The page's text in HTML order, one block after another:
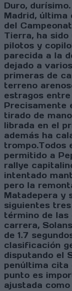
Duro,
Madrid, última
del
Tierra, ha
pilotos y
parecida a la
dejado a
primeras de
terreno
estragos
Precisamente
tirado de
librada en el
además ha
trompo.Todos
permitido a
rallye
intentado
pero la
Matadepera y
siguientes
término de las
carrera,
de 1.7
clasificación
disputando el
penúltima cita
punto es
ajustada